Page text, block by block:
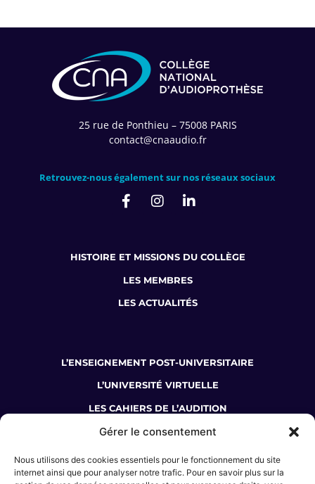
Gérer le consentement
Nous utilisons des cookies essentiels pour le fonctionnement du site
internet ainsi que pour analyser notre trafic. Pour en savoir plus sur la
25 rue de Ponthieu – 75008 PARIS
contact@cnaaudio.fr
Retrouvez-nous également sur nos réseaux sociaux
HISTOIRE ET MISSIONS DU COLLÈGE
LES MEMBRES
LES ACTUALITÉS
L’ENSEIGNEMENT POST-UNIVERSITAIRE
L’UNIVERSITÉ VIRTUELLE
LES CAHIERS DE L’AUDITION
LA BOUTIQUE DU COLLÈGE
JE SUIS AUDIOPROTHÉSISTE